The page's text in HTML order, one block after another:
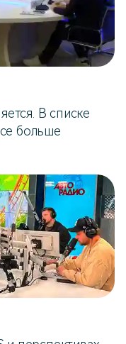
В списке
больше